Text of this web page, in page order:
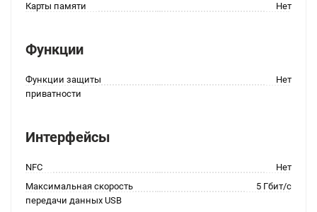
Карты памяти
Нет
Функции
Функции защиты
приватности
Нет
Интерфейсы
NFC
Нет
Максимальная скорость
передачи данных USB
5 Гбит/с